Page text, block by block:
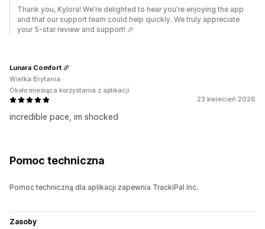
Thank you, Kylora! We're delighted to hear you're enjoying the app
and that our support team could help quickly. We truly appreciate
your 5-star review and support! 🎉
23 kwiecień 2026
incredible pace, im shocked
Lunara Comfort
Wielka Brytania
Około miesiąca korzystania z aplikacji
Pomoc techniczna
Pomoc techniczną dla aplikacji zapewnia TrackiPal Inc.
Zasoby